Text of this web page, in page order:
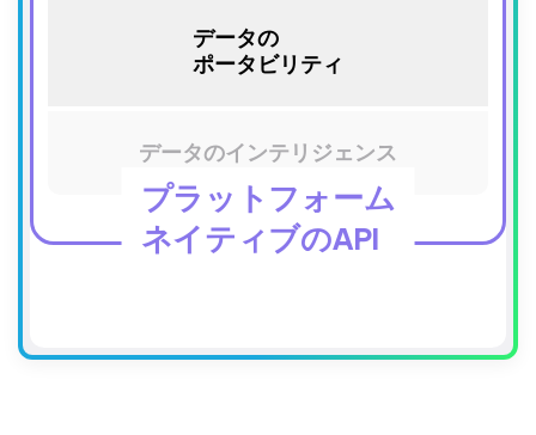
データの
ポータビリティ
データのインテリジェンス
プラットフォーム
ネイティブのAPI